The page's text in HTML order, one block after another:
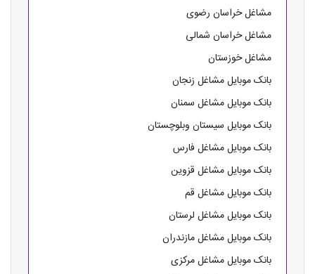
مشاغل خراسان رضوی
مشاغل خراسان شمالی
مشاغل خوزستان
بانک موبایل مشاغل زنجان
بانک موبایل مشاغل سمنان
بانک موبایل سیستان وبلوچستان
بانک موبایل مشاغل فارس
بانک موبایل مشاغل قزوین
بانک موبایل مشاغل قم
بانک موبایل مشاغل لرستان
بانک موبایل مشاغل مازندران
بانک موبایل مشاغل مرکزی